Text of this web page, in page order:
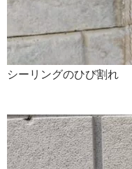
シーリングのひび割れ